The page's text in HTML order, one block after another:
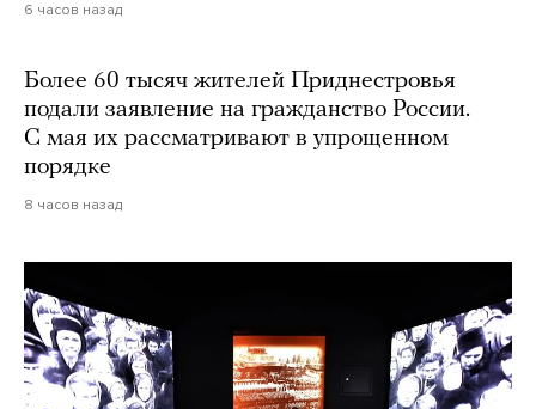
6 часов назад
Более 60 тысяч жителей Приднестровья
подали заявление на гражданство России.
С мая их рассматривают в упрощенном
порядке
8 часов назад